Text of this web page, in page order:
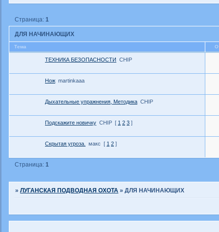
ДЛЯ НАЧИНАЮЩИХ
Страница:1
Тема
ТЕХНИКА БЕЗОПАСНОСТИ CHIP
Нож martinkaaa
Дыхательные упражнения, Методика CHIP
Подскажите новичку CHIP [ 1 2 3 ]
Скрытая угроза. макс [ 1 2 ]
Страница:1
»ЛУГАНСКАЯ ПОДВОДНАЯ ОХОТА »ДЛЯ НАЧИНАЮЩИХ